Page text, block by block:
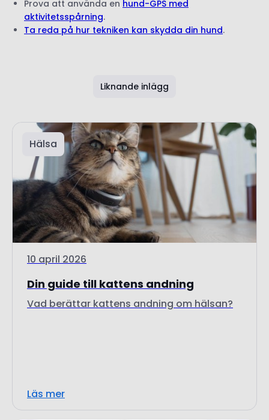
10 april 2026
Din guide till kattens andning
Vad berättar kattens andning om hälsan?
Hälsa